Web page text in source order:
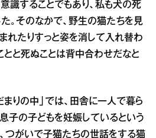
識することでもあり、私も犬の死
。そのなかで、野生の猫たちを見
れたりすっと姿を消して入れ替わ
とと死ぬことは背中合わせだなと
まりの中」では、田舎に一人で暮ら
子の子どもを妊娠しているという
つがいで子猫たちの世話をする猫